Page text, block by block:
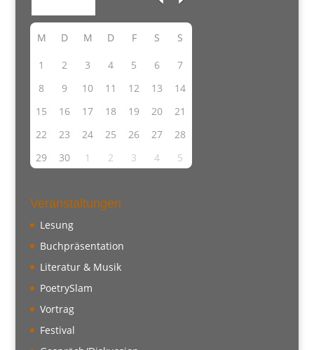
M D M D F S S
1 2 3 4 5 6
7
8
9 10 11 12 13
14
15
16 17 18 19 20
21
22
23 24 25 26 27
28
29
30 1 2 3 4 5
Veranstaltungen
Lesung
Buchpräsentation
Literatur & Musik
PoetrySlam
Vortrag
Festival